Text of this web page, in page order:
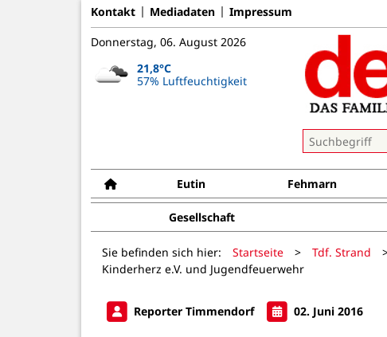
Kontakt Mediadaten Impressum
Donnerstag, 06. August 2026
21,8°C
57% Luftfeuchtigkeit
Eutin Fehmarn
Gesellschaft
Sie befinden sich hier: Startseite > Tdf. Strand
Kinderherz e.V. und Jugendfeuerwehr
Reporter Timmendorf 02. Juni 2016